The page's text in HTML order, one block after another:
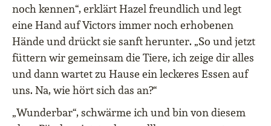
noch kennen“, erklärt Hazel freundlich und legt
eine Hand auf Victors immer noch erhobenen
Hände und drückt sie sanft herunter. „So und jetzt
füttern wir gemeinsam die Tiere, ich zeige dir alles
und dann wartet zu Hause ein leckeres Essen auf
uns. Na, wie hört sich das an?“
„Wunderbar“, schwärme ich und bin von diesem